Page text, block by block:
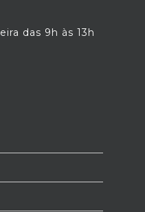
das 9h às 13h